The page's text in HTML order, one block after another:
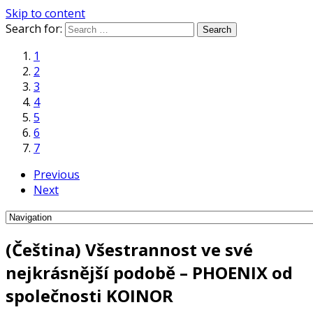
Skip to content
Search for:
1
2
3
4
5
6
7
Previous
Next
(Čeština) Všestrannost ve své
nejkrásnější podobě – PHOENIX od
společnosti KOINOR